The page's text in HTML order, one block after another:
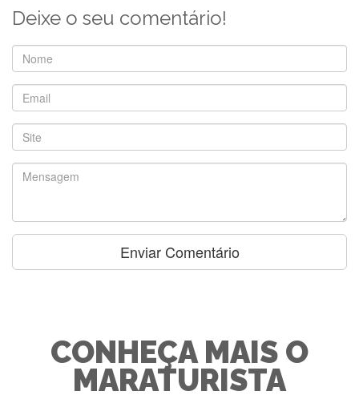
Deixe o seu comentário!
CONHEÇA MAIS O
MARATURISTA